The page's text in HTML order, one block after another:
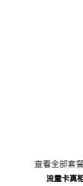
查看全部套
流量卡真